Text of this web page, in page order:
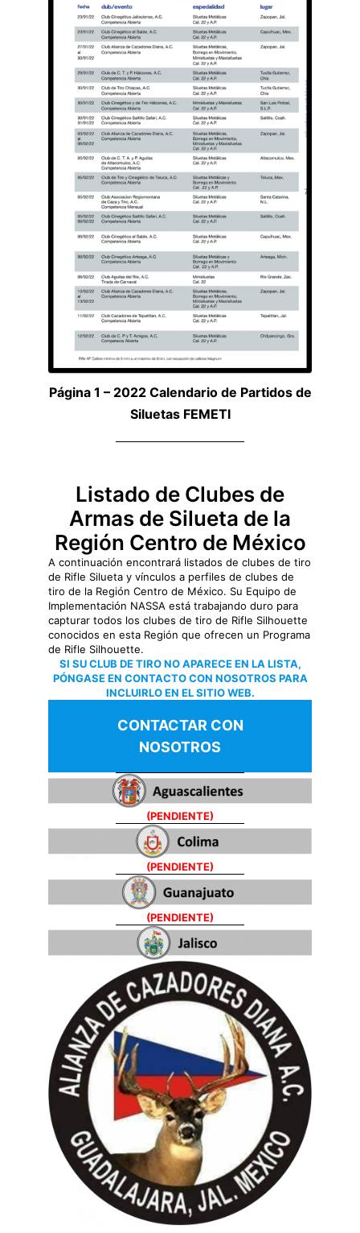
Página 1 – 2022 Calendario de Partidos de
Siluetas FEMETI
Listado de Clubes de
Armas de Silueta de la
Región Centro de México
A continuación encontrará listados de clubes de tiro
de Rifle Silueta y vínculos a perfiles de clubes de
tiro de la Región Centro de México. Su Equipo de
Implementación NASSA está trabajando duro para
capturar todos los clubes de tiro de Rifle Silhouette
conocidos en esta Región que ofrecen un Programa
de Rifle Silhouette.
SI SU CLUB DE TIRO NO APARECE EN LA LISTA,
PÓNGASE EN CONTACTO CON NOSOTROS PARA
INCLUIRLO EN EL SITIO WEB.
CONTACTAR CON
NOSOTROS
(PENDIENTE)
(PENDIENTE)
(PENDIENTE)